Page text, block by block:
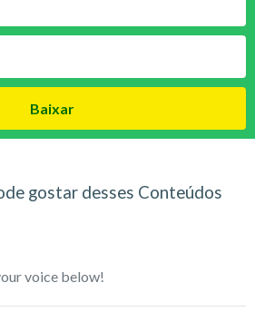
Baixar
gostar desses Conteúdos
voice below!